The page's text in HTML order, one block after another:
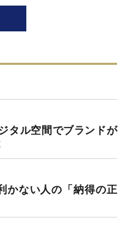
タル空間でブランドが
かない人の「納得の正